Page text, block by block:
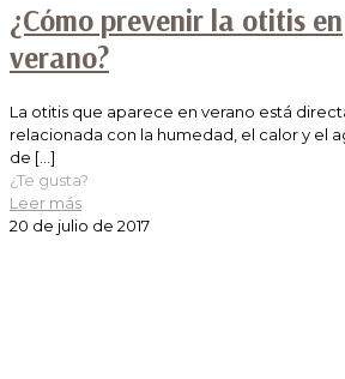
¿Cómo prevenir la otitis en
verano?
La otitis que aparece en verano está
relacionada con la humedad, el calor y el
de […]
¿Te gusta?
Leer más
20 de julio de 2017